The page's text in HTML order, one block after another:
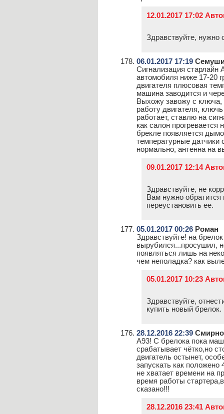
12.01.2017 17:02
Здравствуйте, нужно
06.01.2017 17:19
Сигнализация старлайн
автомобиля ниже 17-20
двигателя плюсовая
машина заводится и
Выхожу завожу с ключа,
работу двигателя,
работает, ставлю на
как салон прогревается
брекле появляется
температурные датчики
нормально, антенна на
09.01.2017 12:14
Здравствуйте, не
Вам нужно
переустановить ее.
05.01.2017 00:26 Роман
Здравствуйте! на
вырубился...просушил,
появляться лишь на
чем неполадка? как
05.01.2017 10:23
Здравствуйте,
купить новый брелок.
28.12.2016 22:39
А93! С брелока пока
срабатывает чётко,но
двигатель остынет,
запускать как
не хватает времени на
время работы
сказано!!!
28.12.2016 23:41